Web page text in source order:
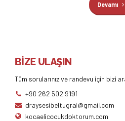
Devamı
BİZE ULAŞIN
Tüm sorularınız ve randevu için bizi
+90 262 502 9191
draysesibeltugral@gmail.com
kocaelicocukdoktorum.com